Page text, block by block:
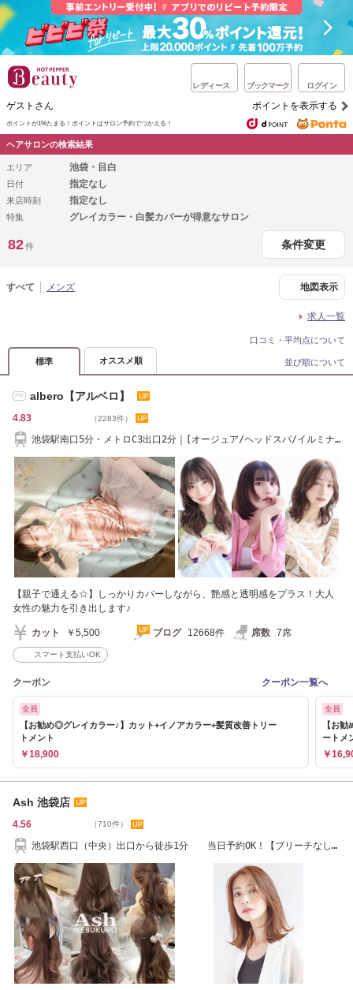
レディース ブックマーク ログイン
ゲストさん ポイントを表示する
ポイントが1%たまる！ ポイントはサロン予約でつかえる！
ヘアサロンの検索結果
エリア 池袋・目白
日付 指定なし
来店時刻 指定なし
特集 グレイカラー・白髪カバーが得意なサロン
82件 条件変更
すべて メンズ 地図表示
求人一覧
口コミ・平均点について
標準 オススメ順 並び順について
PR albero【アルベロ】
4.83 （2283件）
池袋駅南口5分・メトロC3出口2分｜[オージュア/ヘッドスパ/イルミナ
【親子で通える☆】しっかりカバーしながら、艶感と透明感をプラス！大人
女性の魅力を引き出します♪
カット ￥5,500 ブログ 12668件 席数 7席
スマート支払いOK
クーポン クーポン一覧へ
全員
【お勧め◎グレイカラー♪】カット+イノアカラー+髪質改善トリー
トメント
￥18,900
全員
【お
ートメ
￥
Ash 池袋店
4.56 （710件）
池袋駅西口（中央）出口から徒歩1分 当日予約OK！【ブリーチなし